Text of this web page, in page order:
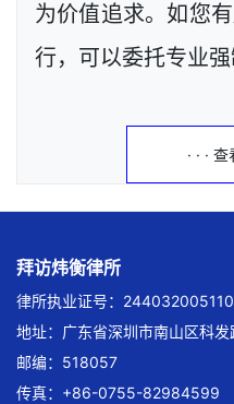
为价值追求。如您
行，可以委托专业强
· · ·
拜访炜衡律所
律所执业证号：
地址：广东省深圳市南山区科
邮编：518057
传真：+86-0755-82984599